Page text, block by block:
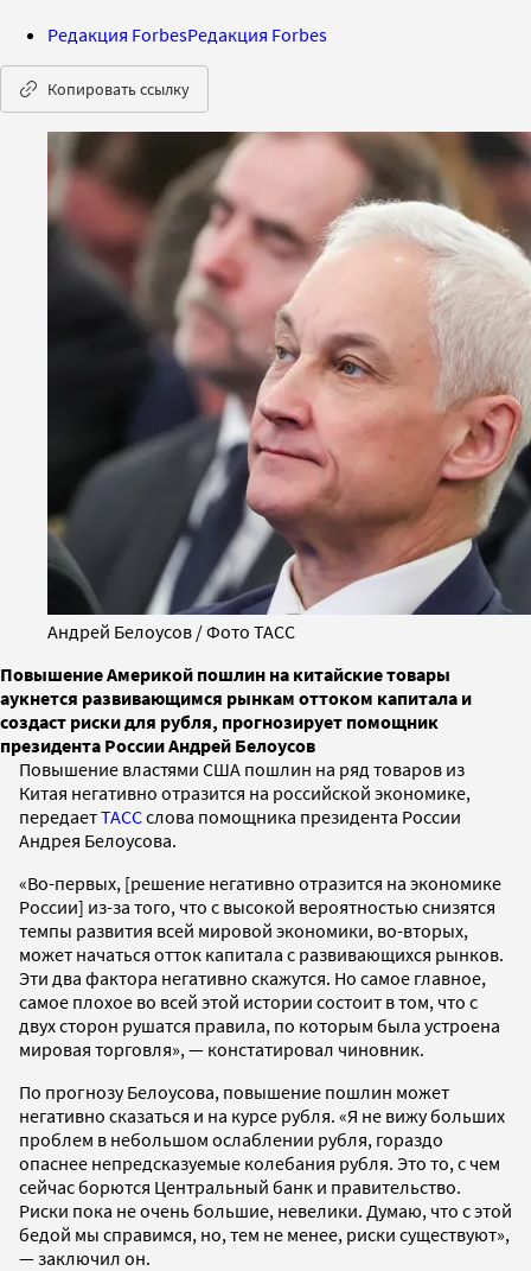
Редакция ForbesРедакция Forbes
Копировать ссылку
Андрей Белоусов / Фото ТАСС
Повышение Америкой пошлин на китайские товары
аукнется развивающимся рынкам оттоком капитала и
создаст риски для рубля, прогнозирует помощник
президента России Андрей Белоусов
Повышение властями США пошлин на ряд товаров из
Китая негативно отразится на российской экономике,
передаетТАССслова помощника президента России
Андрея Белоусова.
«Во-первых, [решение негативно отразится на экономике
России] из-за того, что с высокой вероятностью снизятся
темпы развития всей мировой экономики, во-вторых,
может начаться отток капитала с развивающихся рынков.
Эти два фактора негативно скажутся. Но самое главное,
самое плохое во всей этой истории состоит в том, что с
двух сторон рушатся правила, по которым была устроена
мировая торговля», — констатировал чиновник.
По прогнозу Белоусова, повышение пошлин может
негативно сказаться и на курсе рубля. «Я не вижу больших
проблем в небольшом ослаблении рубля, гораздо
опаснее непредсказуемые колебания рубля. Это то, с чем
сейчас борются Центральный банк и правительство.
Риски пока не очень большие, невелики. Думаю, что с этой
бедой мы справимся, но, тем не менее, риски существуют»,
— заключил он.